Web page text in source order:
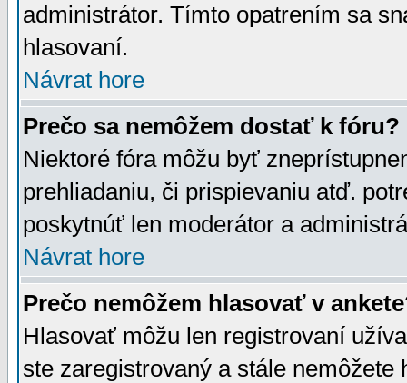
administrátor. Tímto opatrením sa
hlasovaní.
Návrat hore
Prečo sa nemôžem dostať k fóru?
Niektoré fóra môžu byť
prehliadaniu, či prispievaniu atď.
poskytnúť len moderátor a
Návrat hore
Prečo nemôžem hlasovať v
Hlasovať môžu len registrovaní
ste zaregistrovaný a stále